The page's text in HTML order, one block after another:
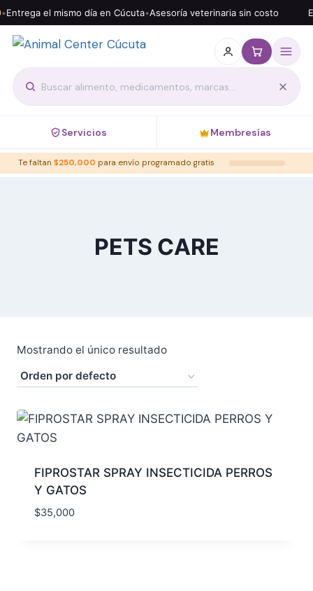
Entrega el mismo día en Cúcuta•Asesoría veterinaria sin costo
Servicios Membresías
Te faltan $250,000 para envío programado gratis
PETS CARE
Mostrando el único resultado
FIPROSTAR SPRAY INSECTICIDA PERROS
Y GATOS
$35,000